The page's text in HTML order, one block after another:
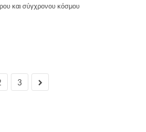
και σύγχρονου κόσμου
3